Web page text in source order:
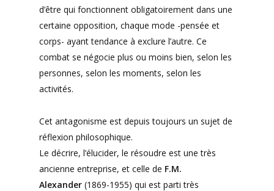
d’être qui fonctionnent obligatoirement dans une
certaine opposition, chaque mode -pensée et
corps- ayant tendance à exclure l’autre. Ce
combat se négocie plus ou moins bien, selon les
personnes, selon les moments, selon les
activités.
Cet antagonisme est depuis toujours un sujet de
réflexion philosophique.
Le décrire, l’élucider, le résoudre est une très
ancienne entreprise, et celle de F.M.
Alexander (1869-1955) qui est parti très